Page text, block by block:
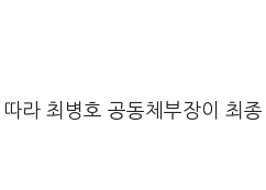
라 최병호 공동체부장이 최종